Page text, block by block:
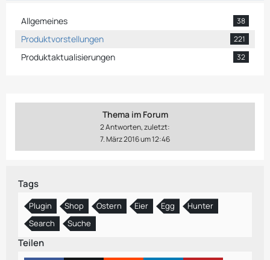
Allgemeines 38
Produktvorstellungen 221
Produktaktualisierungen 32
Thema im Forum
2 Antworten, zuletzt:
7. März 2016 um 12:46
Tags
Plugin Shop Ostern Eier Egg
Hunter
Search
Suche
Teilen